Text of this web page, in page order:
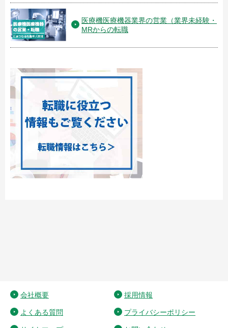
医療機医療機器業界の営業（業界未経験・
MRからの転職
会社概要 採用情報
よくある質問 プライバシーポリシー